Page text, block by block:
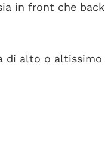
in front che
di alto o